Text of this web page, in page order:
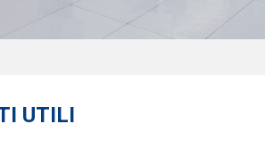
UTILI